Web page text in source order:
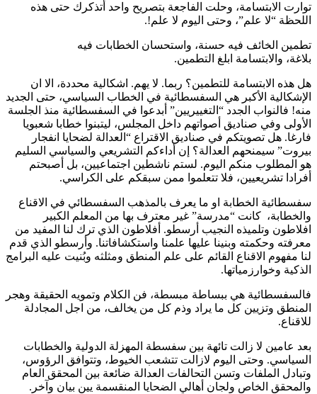
توارت الابتسامة، وحلت الفاجعة بتصريح واحد أتذكرك حتى هذه
اللحظة “لا علم”، وحتى اليوم لا علم!.
تطمين الخائف فيه حسنة، واستحسان الخطابات فيه
بلاغة، والابتسامة ابلغ التطمين.
هل هذه الابتسامة للتطمين؟ ربما. لا يهم. اشكالية محددة، الا ان
الإشكالية الأكبر هي السفسطائية في الخطاب السياسي، حتى الجديد
منه! فالنواب الجدد “التغييريين” أبدعوا في السفسطائية منذ الجلسة
الأولى وفي صناديق أصواتهم داخل المجلس، ليتبنوا خطابا شعبويا
فارغا. هل تصويتكم في صناديق الاقتراع “العدالة لضحايا انفجار
بيروت” سيمنحهم العدالة؟ إن أداءكم التشريعي والسياسي السليم
هو المطلوب منكم اليوم. لستم ناشطين اجتماعيين، بل أصبحتم
أفرادا تشريعيين، فلا تتعلموا ممن سبقكم على الكراسي.
سفسطائية الخطابة او ما يعرف بالمذهب السفسطائي في الاقناع
والخطابة، كانت “مدرسة” غير معترف بها من المعلم الكبير
افلاطون وتلميذه النجيب أرسطو. أفلاطون الذي ترك لنا المفيد من
معرفته وحكمته وبنينا عليها علمنا واستكشافاتنا. وأرسطو الذي قدم
لنا مفهوم الاقناع القائم على علم المنطق ومثلثه وبُنيت عليه البرامج
الذكية وخوارزمياتها.
فالسفسطائية هي ببساطة مبسطة، فن الكلام وتمويه الحقيقة وهجر
المنطق وتزيين كل ما يراد وذم كل من يخالف، من اجل المجادلة
للاقناع.
بعد عامين لا زالت تائهة بين سفسطة المهزلة الدولية والخطابات
السياسي. وحتى اليوم لازالت تتشعب الخيوط، وتتوافق الرؤوس،
وتبادل الملفات وتسن التحالفات العدالة ضائعة بين المحقق العام
والمحقق الخاص ولجان أهالي الضحايا المنقسمة يين بيان وآخر.